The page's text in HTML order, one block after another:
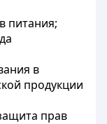
питания;
в
продукции
прав